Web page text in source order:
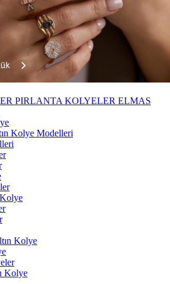
PIRLANTA KOLYELER ELMAS
Kolye Modelleri
Kolye
Kolye